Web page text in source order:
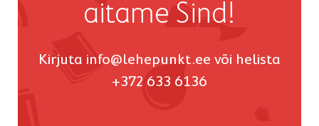
aitame Sind!
Kirjuta info@lehepunkt.ee või helista
+372 633 6136